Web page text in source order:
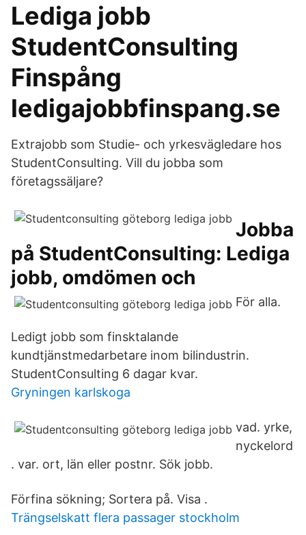
Lediga jobb
StudentConsulting
Finspång
ledigajobbfinspang.se
Extrajobb som Studie- och yrkesvägledare hos
StudentConsulting. Vill du jobba som
företagssäljare?
Jobba
på StudentConsulting: Lediga
jobb, omdömen och
För alla.
Ledigt jobb som finsktalande
kundtjänstmedarbetare inom bilindustrin.
StudentConsulting 6 dagar kvar.
Gryningen karlskoga
vad. yrke,
nyckelord
. var. ort, län eller postnr. Sök jobb.
Förfina sökning; Sortera på. Visa .
Trängselskatt flera passager stockholm